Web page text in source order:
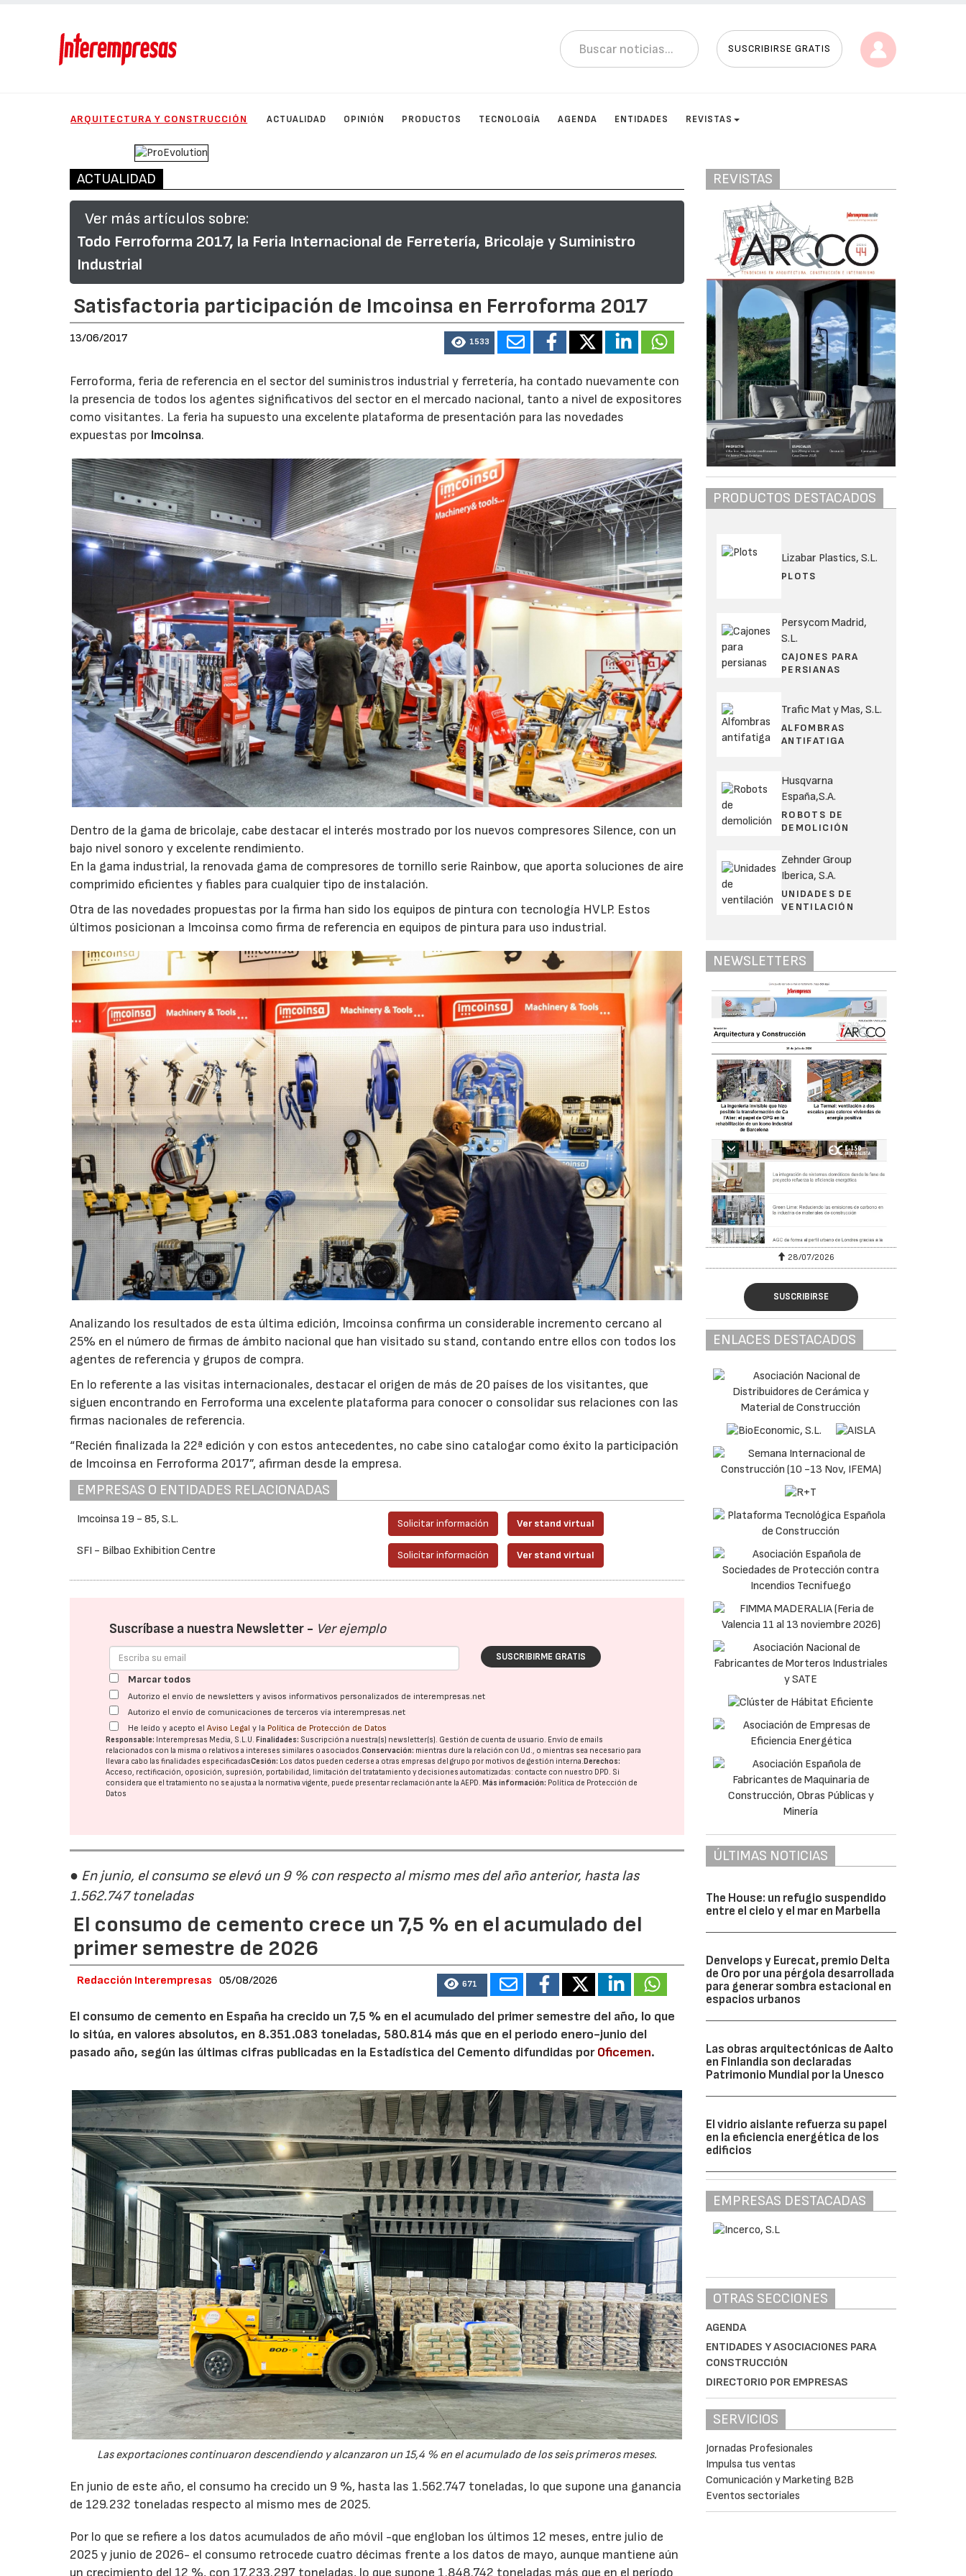
SUSCRIBIRSE GRATIS
ARQUITECTURA Y CONSTRUCCIÓN ACTUALIDAD OPINIÓN PRODUCTOS TECNOLOGÍA AGENDA ENTIDADES REVISTAS
ACTUALIDAD
Ver más artículos sobre:
Todo Ferroforma 2017, la Feria Internacional de Ferretería, Bricolaje y Suministro
Industrial
Satisfactoria participación de Imcoinsa en Ferroforma 2017
13/06/2017 1533
Ferroforma, feria de referencia en el sector del suministros industrial y ferretería, ha contado nuevamente con
la presencia de todos los agentes significativos del sector en el mercado nacional, tanto a nivel de expositores
como visitantes. La feria ha supuesto una excelente plataforma de presentación para las novedades
expuestas por Imcoinsa.
Dentro de la gama de bricolaje, cabe destacar el interés mostrado por los nuevos compresores Silence, con un
bajo nivel sonoro y excelente rendimiento.
En la gama industrial, la renovada gama de compresores de tornillo serie Rainbow, que aporta soluciones de aire
comprimido eficientes y fiables para cualquier tipo de instalación.
Otra de las novedades propuestas por la firma han sido los equipos de pintura con tecnología HVLP. Estos
últimos posicionan a Imcoinsa como firma de referencia en equipos de pintura para uso industrial.
Analizando los resultados de esta última edición, Imcoinsa confirma un considerable incremento cercano al
25% en el número de firmas de ámbito nacional que han visitado su stand, contando entre ellos con todos los
agentes de referencia y grupos de compra.
En lo referente a las visitas internacionales, destacar el origen de más de 20 países de los visitantes, que
siguen encontrando en Ferroforma una excelente plataforma para conocer o consolidar sus relaciones con las
firmas nacionales de referencia.
“Recién finalizada la 22ª edición y con estos antecedentes, no cabe sino catalogar como éxito la participación
de Imcoinsa en Ferroforma 2017”, afirman desde la empresa.
EMPRESAS O ENTIDADES RELACIONADAS
Imcoinsa 19 - 85, S.L. Solicitar información Ver stand virtual
SFI - Bilbao Exhibition Centre Solicitar información Ver stand virtual
Suscríbase a nuestra Newsletter - Ver ejemplo
SUSCRIBIRME GRATIS
Marcar todos
Autorizo el envío de newsletters y avisos informativos personalizados de interempresas.net
Autorizo el envío de comunicaciones de terceros vía interempresas.net
He leído y acepto elAviso Legal y la Política de Protección de Datos
Responsable: Interempresas Media, S.L.U.Finalidades: Suscripción a nuestra(s) newsletter(s). Gestión de cuenta de usuario. Envío de emails
relacionados con la misma o relativos a intereses similares o asociados.Conservación: mientras dure la relación con Ud., o mientras sea necesario para
llevar a cabo las finalidades especificadasCesión: Los datos pueden cederse a otras empresas del grupo por motivos de gestión interna.Derechos:
Acceso, rectificación, oposición, supresión, portabilidad, limitación del tratatamiento y decisiones automatizadas: contacte con nuestro DPD. Si
considera que el tratamiento no se ajusta a la normativa vigente, puede presentar reclamación ante laAEPD.Más información: Política de Protección de
Datos
● En junio, el consumo se elevó un 9 % con respecto al mismo mes del año anterior, hasta las
1.562.747 toneladas
El consumo de cemento crece un 7,5 % en el acumulado del
primer semestre de 2026
Redacción Interempresas 05/08/2026 671
El consumo de cemento en España ha crecido un 7,5 % en el acumulado del primer semestre del año, lo que
lo sitúa, en valores absolutos, en 8.351.083 toneladas, 580.814 más que en el periodo enero-junio del
pasado año, según las últimas cifras publicadas en la Estadística del Cemento difundidas porOficemen.
Las exportaciones continuaron descendiendo y alcanzaron un 15,4 % en el acumulado de los seis primeros meses.
En junio de este año, el consumo ha crecido un 9 %, hasta las 1.562.747 toneladas, lo que supone una ganancia
de 129.232 toneladas respecto al mismo mes de 2025.
Por lo que se refiere a los datos acumulados de año móvil -que engloban los últimos 12 meses, entre julio de
2025 y junio de 2026- el consumo retrocede cuatro décimas frente a los datos de mayo, aunque mantiene aún
REVISTAS
PRODUCTOS DESTACADOS
Lizabar Plastics, S.L.
PLOTS
Persycom Madrid,
S.L.
CAJONES PARA
PERSIANAS
Trafic Mat y Mas, S.L.
ALFOMBRAS
ANTIFATIGA
Husqvarna
España,S.A.
ROBOTS DE
DEMOLICIÓN
Zehnder Group
Iberica, S.A.
UNIDADES DE
VENTILACIÓN
NEWSLETTERS
28/07/2026 30/07/2026 28/07/2026 30/07/2026
SUSCRIBIRSE
ENLACES DESTACADOS
ÚLTIMAS NOTICIAS
The House: un refugio suspendido
entre el cielo y el mar en Marbella
Denvelops y Eurecat, premio Delta
de Oro por una pérgola desarrollada
para generar sombra estacional en
espacios urbanos
Las obras arquitectónicas de Aalto
en Finlandia son declaradas
Patrimonio Mundial por la Unesco
El vidrio aislante refuerza su papel
en la eficiencia energética de los
edificios
EMPRESAS DESTACADAS
OTRAS SECCIONES
AGENDA
ENTIDADES Y ASOCIACIONES PARA
CONSTRUCCIÓN
DIRECTORIO POR EMPRESAS
SERVICIOS
Jornadas Profesionales
Impulsa tus ventas
Comunicación y Marketing B2B
Eventos sectoriales